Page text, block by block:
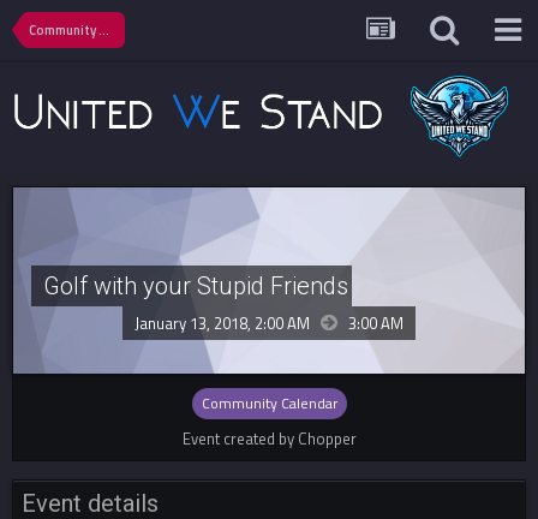
Community Calendar
Golf with your Stupid Friends
January 13, 2018, 2:00 AM 3:00 AM
Community Calendar
Event created by Chopper
Event details